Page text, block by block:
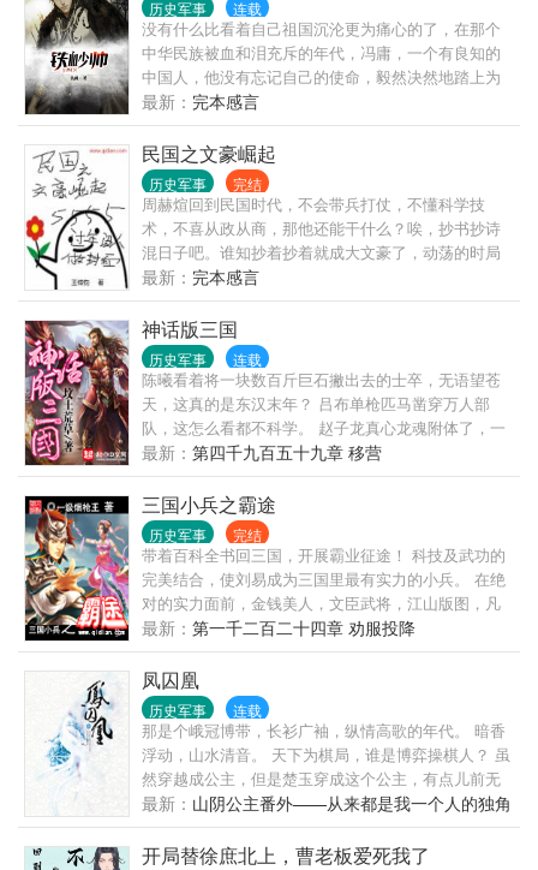
历史军事 连载
没有什么比看着自己祖国沉沦更为痛心的了，在那个
中华民族被血和泪充斥的年代，冯庸，一个有良知的
中国人，他没有忘记自己的使命，毅然决然地踏上为
中华之崛起的道路！......
最新： 完本感言
民国之文豪崛起
历史军事 完结
周赫煊回到民国时代，不会带兵打仗，不懂科学技
术，不喜从政从商，那他还能干什么？唉，抄书抄诗
混日子吧。谁知抄着抄着就成大文豪了，动荡的时局
推着周赫煊不断向前。有人崇拜他，有人仇视他，还
有人想杀他，欲除之而后快。京派海派、郭鲁骂战、
西南联大……哦，对了，还有太太的客厅，林徽因先
生你好。
最新： 完本感言
神话版三国
历史军事 连载
陈曦看着将一块数百斤巨石撇出去的士卒，无语望苍
天，这真的是东汉末年？ 吕布单枪匹马凿穿万人部
队，这怎么看都不科学。 赵子龙真心龙魂附体了，一
剑断山，这真的是人？ 典韦单人护着曹操杀出敌营，
顺手宰了对面数千步骑，这战斗力爆表了吧！ 这是不
是哪里有些不对啊，陈曦顺手摸了一把鹅毛扇挥了一
下，狂风大作，叹了一口气，“这是神话吧，我自己都
不正常了。”
最新： 第四千九百五十九章 移营
三国小兵之霸途
历史军事 完结
带着百科全书回三国，开展霸业征途！ 科技及武功的
完美结合，使刘易成为三国里最有实力的小兵。 在绝
对的实力面前，金钱美人，文臣武将，江山版图，凡
本小兵看上的，不管是人或物，皆霸之！！！ 本书书
友群：152832918（新）48077778（老群）
103727890（老群） ...
最新： 第一千二百二十四章 劝服投降
凤囚凰
历史军事 连载
那是个峨冠博带，长衫广袖，纵情高歌的年代。 暗香
浮动，山水清音。 天下为棋局，谁是博弈操棋人？ 虽
然穿越成公主，但是楚玉穿成这个公主，有点儿前无
古人惊世骇俗。 ================= 完本小说
《龙龙龙》《淑女飘飘拳》，新书《倾臣》正在连
载。
最新： 山阴公主番外——从来都是我一个人的独角
戏
开局替徐庶北上，曹老板爱死我了